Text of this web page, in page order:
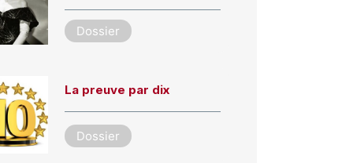
Dossier
La preuve par dix
Dossier